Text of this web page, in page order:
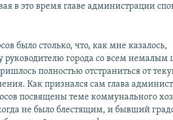
в это время главе администрации
было столько, что, как мне казалось,
руководителю города со всем немалым
полностью отстраниться от
Как признался сам глава
посвящены теме коммунального
не было блестящим, и бывший